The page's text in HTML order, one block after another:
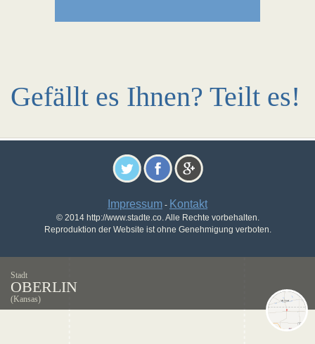
Gefällt es Ihnen? Teilt es!
Impressum - Kontakt
© 2014 http://www.stadte.co. Alle Rechte vorbehalten.
Reproduktion der Website ist ohne Genehmigung verboten.
Stadt
OBERLIN
(Kansas)